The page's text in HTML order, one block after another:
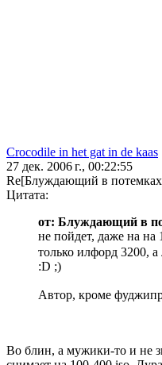
Crocodile in het gat in de kaas
27 дек. 2006 г., 00:22:55
Re[Блуждающий в
Цитата:
от: Блуждающий в
не пойдет, даже на на
только илфорд 3200,
:D ;)
Автор, кроме
Во блин, а мужики-то и не